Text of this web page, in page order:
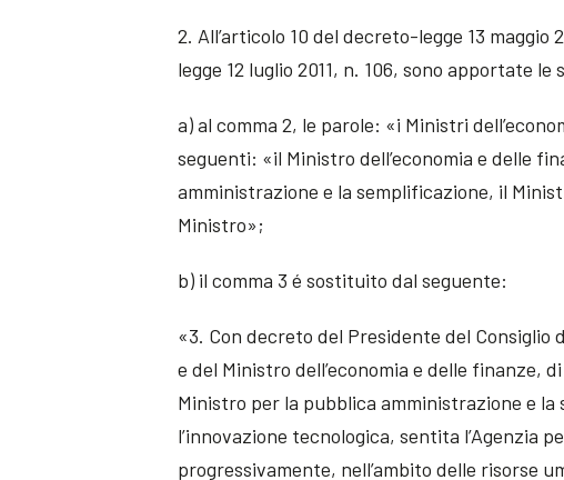
2. All’articolo 10 del decreto-legge 13
legge 12 luglio 2011, n. 106, sono apportate
a) al comma 2, le parole: «i Ministri
seguenti: «il Ministro dell’economia e delle
amministrazione e la semplificazione, il
Ministro»;
b) il comma 3 é sostituito dal seguente:
«3. Con decreto del Presidente del
e del Ministro dell’economia e delle finanze,
Ministro per la pubblica amministrazione e
l’innovazione tecnologica, sentita l’Agenzia
progressivamente, nell’ambito delle risorse